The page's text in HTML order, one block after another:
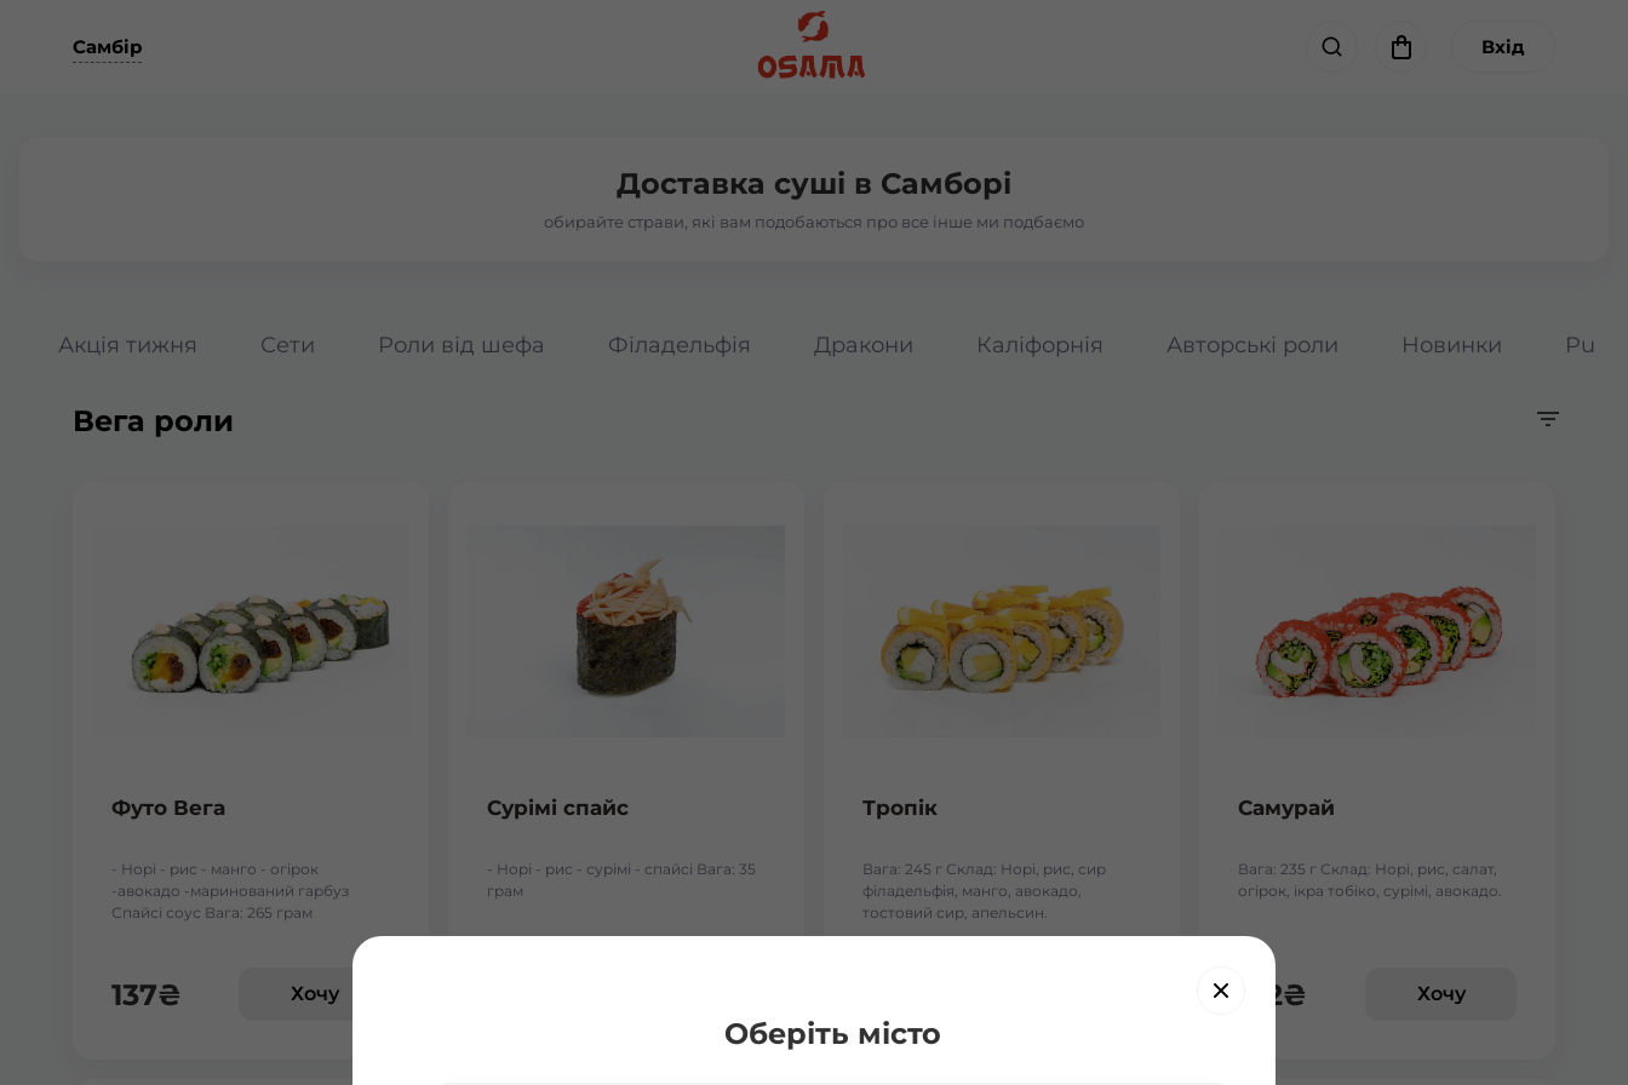
Оберіть місто
Самбір Вхід
Доставка суші в Самборі
обирайте страви, які вам подобаються про все інше ми подбаємо
Акція тижня Сети Роли від шефа Філадельфія Дракони Каліфорнія Авторські роли Новинки
Вега роли
Футо Вега
- Норі - рис - манго - огірок
-авокадо -маринований гарбуз
Спайсі соус Вага: 265 грам
137₴ Хочу
Сурімі спайс
- Норі - рис - сурімі - спайсі Вага: 35
грам
Тропік
Вага: 245 г Склад: Норі, рис, сир
філадельфія, манго, авокадо,
тостовий сир, апельсин.
Самурай
Вага: 235 г Склад: Норі, рис, салат,
огірок, ікра тобіко, сурімі, авокадо.
152₴ Хочу